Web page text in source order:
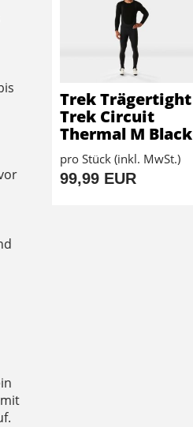
Trek Trägertight
Trek Circuit
Thermal M Black
pro Stück (inkl. MwSt.)
99,99 EUR